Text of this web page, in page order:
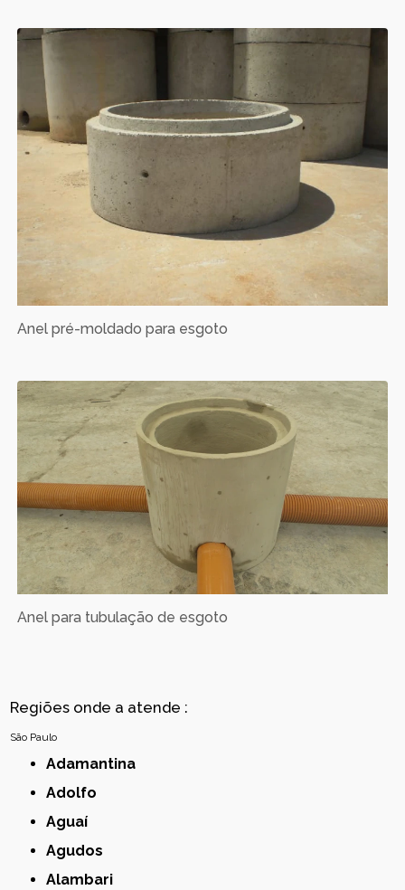
Anel pré-moldado para esgoto
Anel para tubulação de esgoto
Regiões onde a atende :
São Paulo
Adamantina
Adolfo
Aguaí
Agudos
Alambari